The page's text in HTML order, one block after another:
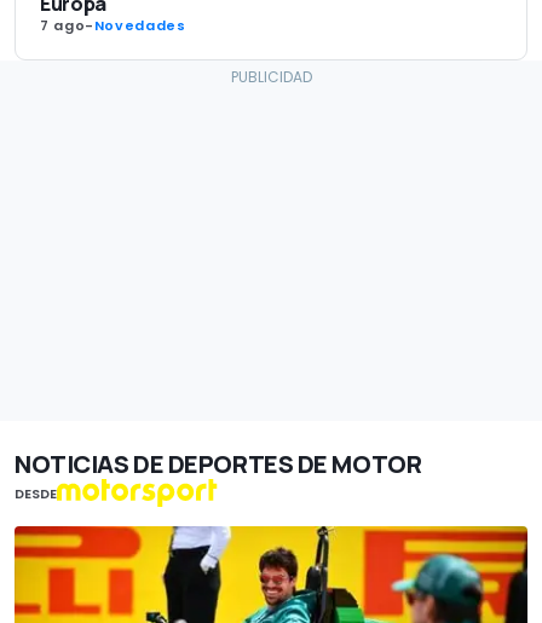
7 ago-Novedades
NOTICIAS DE DEPORTES DE MOTOR
DESDE